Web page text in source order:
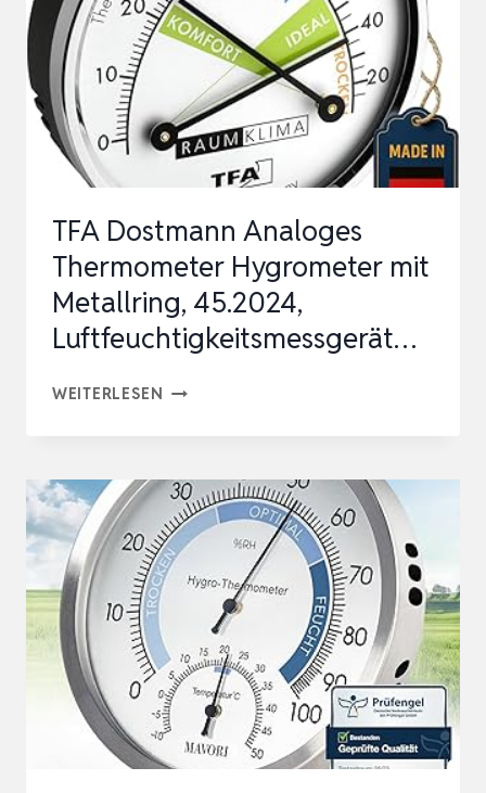
|
ANALOG
HYGROMETER
THERMOMETER
TFA Dostmann Analoges
Thermometer Hygrometer mit
Metallring, 45.2024,
Luftfeuchtigkeitsmessgerät…
WEITERLESEN TFA
THERMOMETER
HYGROMETER
MIT
METALLRING,
45.2024,
LUFTFEUCHTIGKEITSMESSGERÄT…